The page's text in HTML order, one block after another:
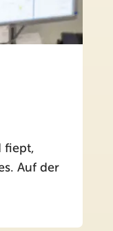
fiept,
Auf der